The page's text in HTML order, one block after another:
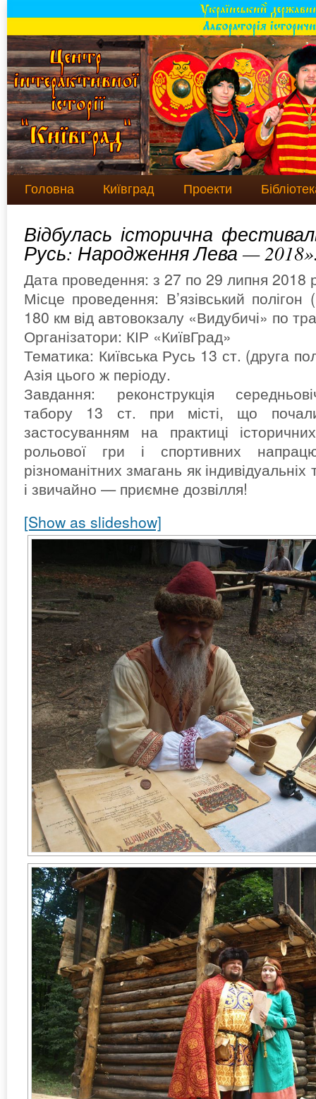
Головна Київград Проекти
Відбулась історична
Русь: Народження Лева —
Дата проведення: з 27 по 29 липня 2018
Місце проведення: В’язівський полігон
180 км від автовокзалу «Видубичі» по
Організатори: КІР «КиївГрад»
Тематика: Київська Русь 13 ст. (друга
Азія цього ж періоду.
Завдання: реконструкція
табору 13 ст. при місті, що
застосуванням на практиці
рольової гри і спортивних
різноманітних змагань як
і звичайно — приємне дозвілля!
[Show as slideshow]